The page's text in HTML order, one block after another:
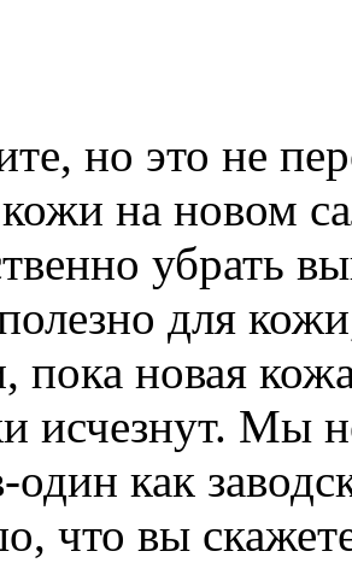
но это не
на новом
убрать
для
пока новая
исчезнут. Мы
один как
что вы